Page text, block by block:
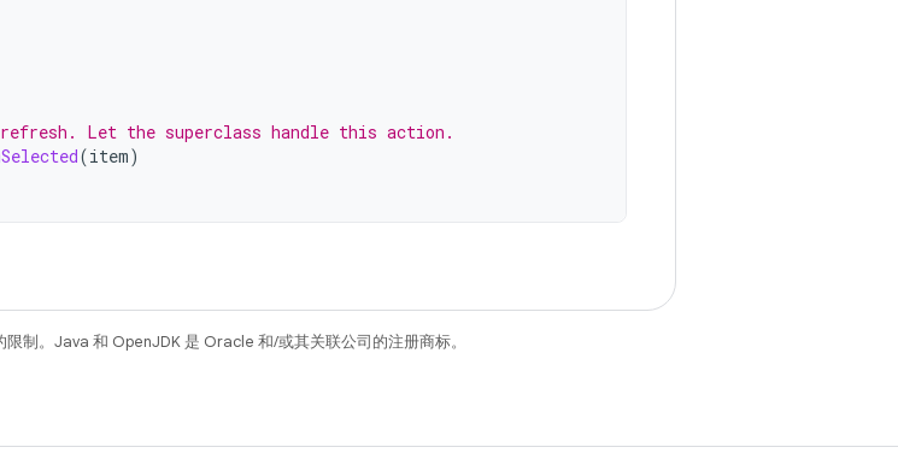
Let the superclass handle this action.
(item)
限制。Java 和 OpenJDK 是 Oracle 和/或其关联公司的注册商标。